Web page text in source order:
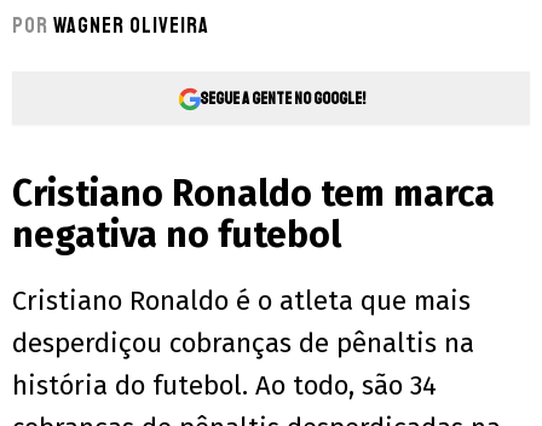
Por Wagner Oliveira
Segue a gente no Google!
Cristiano Ronaldo tem marca
negativa no futebol
Cristiano Ronaldo é o atleta que mais
desperdiçou cobranças de pênaltis na
história do futebol. Ao todo, são 34